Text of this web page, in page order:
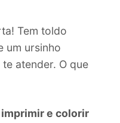
Tem toldo
um ursinho
atender. O que
imprimir e colorir